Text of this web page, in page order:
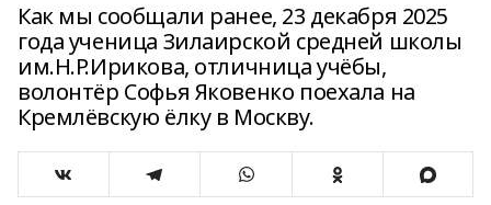
Как мы сообщали ранее, 23 декабря 2025
года ученица Зилаирской средней школы
им.Н.Р.Ирикова, отличница учёбы,
волонтёр Софья Яковенко поехала на
Кремлёвскую ёлку в Москву.